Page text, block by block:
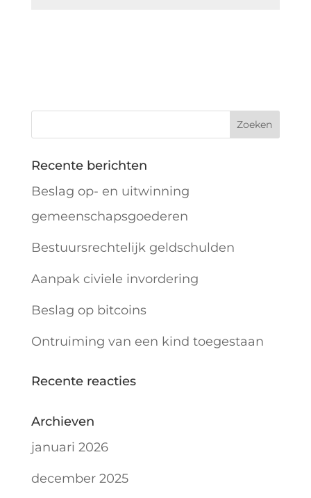
Recente berichten
Beslag op- en uitwinning
gemeenschapsgoederen
Bestuursrechtelijk geldschulden
Aanpak civiele invordering
Beslag op bitcoins
Ontruiming van een kind toegestaan
Recente reacties
Archieven
januari 2026
december 2025